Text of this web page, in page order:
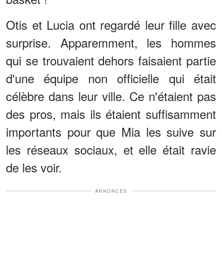
Otis et Lucia ont regardé leur fille avec
surprise. Apparemment, les hommes
qui se trouvaient dehors faisaient partie
d'une équipe non officielle qui était
célèbre dans leur ville. Ce n'étaient pas
des pros, mais ils étaient suffisamment
importants pour que Mia les suive sur
les réseaux sociaux, et elle était ravie
de les voir.
ANNONCES